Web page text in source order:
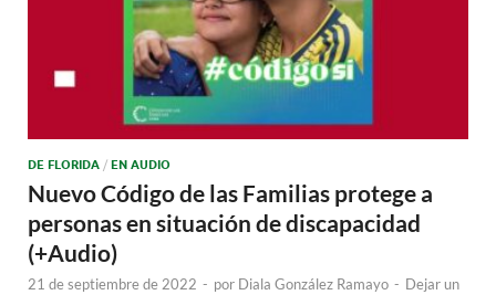
DE FLORIDA / EN AUDIO
Nuevo Código de las Familias protege a
personas en situación de discapacidad
(+Audio)
21 de septiembre de 2022 - por Diala González Ramayo - Dejar un